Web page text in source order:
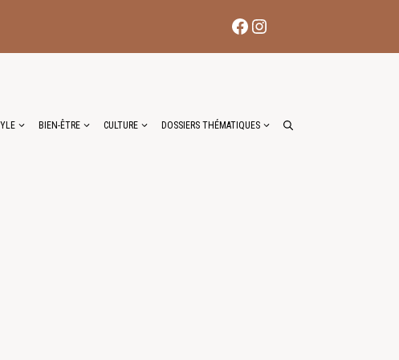
Facebook
Instagram
BIEN-ÊTRE CULTURE DOSSIERS THÉMATIQUES